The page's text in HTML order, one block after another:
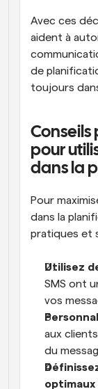
Avec ces
aident à
de
toujours
Conseils
pour
dans la
Pour
dans la
pratiques et
Utilisez
SMS ont
vos
aux
du
optimaux